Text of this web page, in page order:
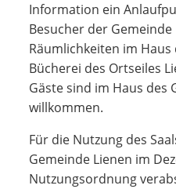
Information ein
Besucher der Gemeinde
Räumlichkeiten im
Bücherei des Ortseiles
Gäste sind im Haus des
willkommen.
Für die Nutzung des
Gemeinde Lienen im
Nutzungsordnung